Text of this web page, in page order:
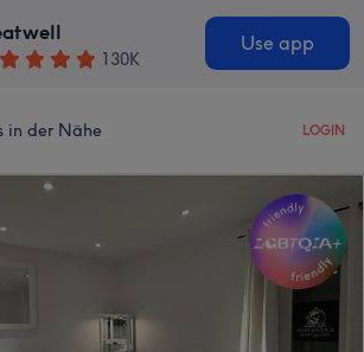
130K
Use app
in der Nähe LOGIN